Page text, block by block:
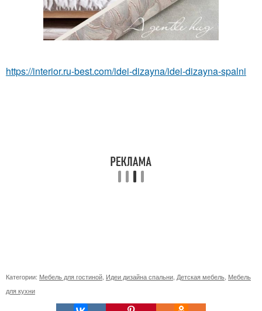
https://interior.ru-best.com/idei-dizayna/idei-dizayna-spalni
Категории: Мебель для гостиной Идеи дизайна спальни Детская мебель Мебель
для кухни